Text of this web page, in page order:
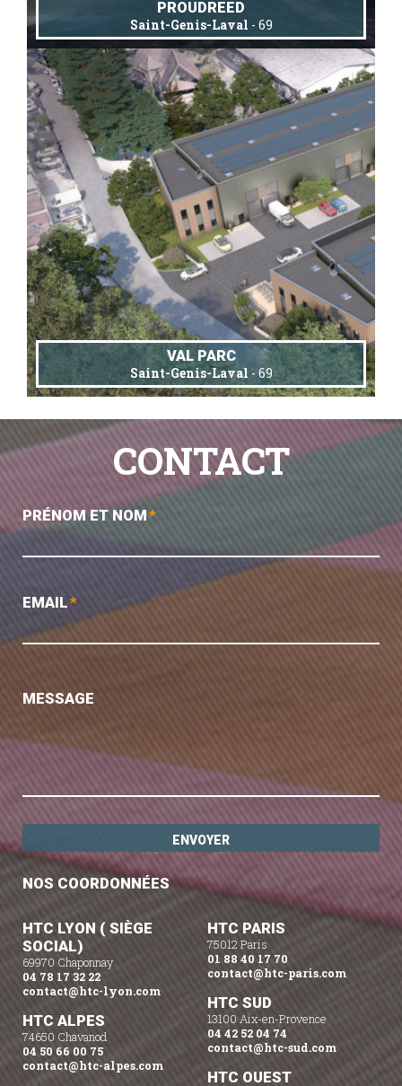
PROUDREED
Saint-Genis-Laval - 69
VAL PARC
Saint-Genis-Laval- 69
CONTACT
PRÉNOM ET NOM*
EMAIL*
MESSAGE
NOS COORDONNÉES
HTC LYON ( SIÈGE
SOCIAL)
69970 Chaponnay
04 78 17 32 22
contact@htc-lyon.com
HTC ALPES
74650 Chavanod
04 50 66 00 75
contact@htc-alpes.com
HTC PARIS
75012 Paris
01 88 40 17 70
contact@htc-paris.com
HTC SUD
13100 Aix-en-Provence
04 42 52 04 74
contact@htc-sud.com
HTC OUEST